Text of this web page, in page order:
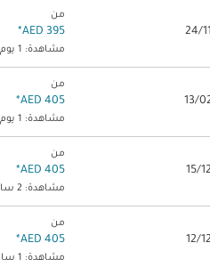
من
395 AED
*
مشاهدة: 1 يوم منذ
من
405 AED
*
مشاهدة: 1 يوم منذ
من
405 AED
*
مشاهدة: 2 ساعات منذ
من
405 AED
*
مشاهدة: 1 ساعة منذ